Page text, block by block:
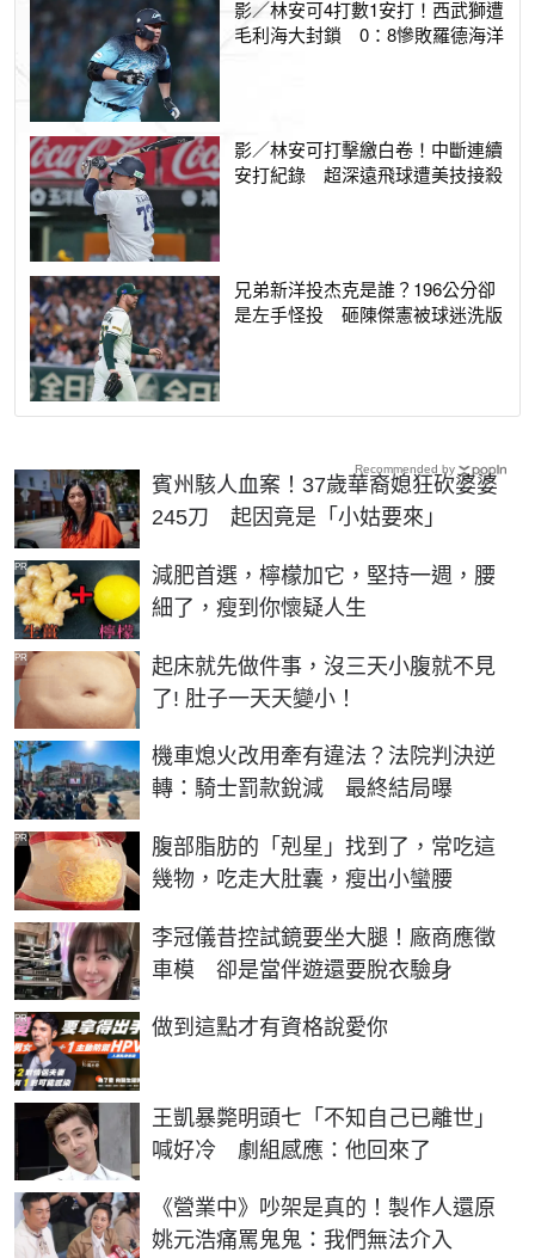
影／林安可4打數1安打！西武獅遭
毛利海大封鎖 0：8慘敗羅德海洋
影／林安可打擊繳白卷！中斷連續
安打紀錄 超深遠飛球遭美技接殺
兄弟新洋投杰克是誰？196公分卻
是左手怪投 砸陳傑憲被球迷洗版
賓州駭人血案！37歲華裔媳狂砍婆婆
245刀 起因竟是「小姑要來」
減肥首選，檸檬加它，堅持一週，腰
細了，瘦到你懷疑人生
PR
起床就先做件事，沒三天小腹就不見
了! 肚子一天天變小！
PR
機車熄火改用牽有違法？法院判決逆
轉：騎士罰款銳減 最終結局曝
腹部脂肪的「剋星」找到了，常吃這
幾物，吃走大肚囊，瘦出小蠻腰
PR
李冠儀昔控試鏡要坐大腿！廠商應徵
車模 卻是當伴遊還要脫衣驗身
做到這點才有資格說愛你
PR
王凱暴斃明頭七「不知自己已離世」
喊好冷 劇組感應：他回來了
《營業中》吵架是真的！製作人還原
姚元浩痛罵鬼鬼：我們無法介入
Recommended by